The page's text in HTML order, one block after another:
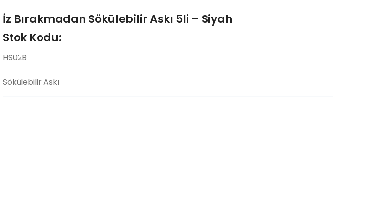
İz Bırakmadan Sökülebilir Askı 5li – Siyah
Stok Kodu:
HS02B
Sökülebilir Askı